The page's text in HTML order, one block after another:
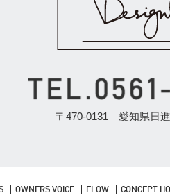
〒470-0131 愛知県日
OWNERS VOICE FLOW CONCEPT